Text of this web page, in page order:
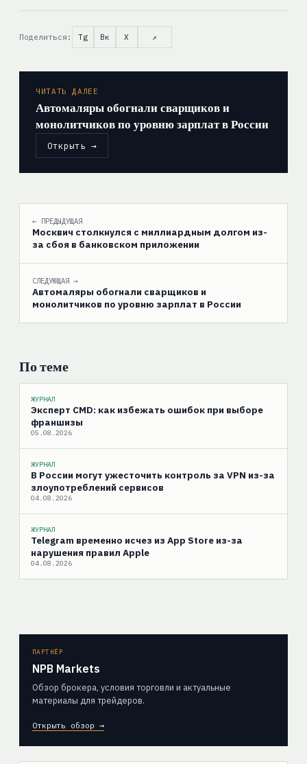
Поделиться: Tg Вк X ↗
ЧИТАТЬ ДАЛЕЕ
Автомаляры обогнали сварщиков и
монолитчиков по уровню зарплат в России
Открыть →
← ПРЕДЫДУЩАЯ
Москвич столкнулся с миллиардным долгом из-
за сбоя в банковском приложении
СЛЕДУЮЩАЯ →
Автомаляры обогнали сварщиков и
монолитчиков по уровню зарплат в России
По теме
ЖУРНАЛ
Эксперт CMD: как избежать ошибок при выборе
франшизы
05.08.2026
ЖУРНАЛ
В России могут ужесточить контроль за VPN из-за
злоупотреблений сервисов
04.08.2026
ЖУРНАЛ
Telegram временно исчез из App Store из-за
нарушения правил Apple
04.08.2026
ПАРТНЁР
NPB Markets
Обзор брокера, условия торговли и актуальные
материалы для трейдеров.
Открыть обзор →